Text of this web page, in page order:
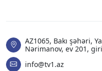
AZ1065, Bakı şəhəri,
Nərimanov, ev 201,
info@tv1.az